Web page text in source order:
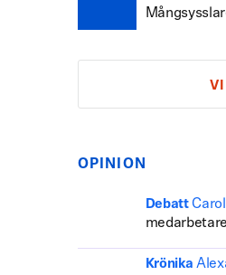
OPINION
Debatt
Krönika